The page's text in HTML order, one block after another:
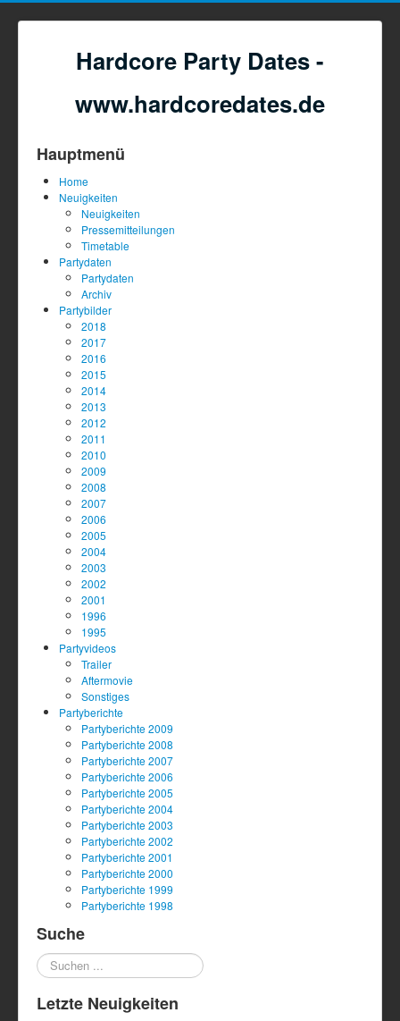
Hardcore Party Dates -
www.hardcoredates.de
Hauptmenü
Home
Neuigkeiten
Neuigkeiten
Pressemitteilungen
Timetable
Partydaten
Partydaten
Archiv
Partybilder
2018
2017
2016
2015
2014
2013
2012
2011
2010
2009
2008
2007
2006
2005
2004
2003
2002
2001
1996
1995
Partyvideos
Trailer
Aftermovie
Sonstiges
Partyberichte
Partyberichte 2009
Partyberichte 2008
Partyberichte 2007
Partyberichte 2006
Partyberichte 2005
Partyberichte 2004
Partyberichte 2003
Partyberichte 2002
Partyberichte 2001
Partyberichte 2000
Partyberichte 1999
Partyberichte 1998
Suche
Suchen
...
Letzte Neuigkeiten